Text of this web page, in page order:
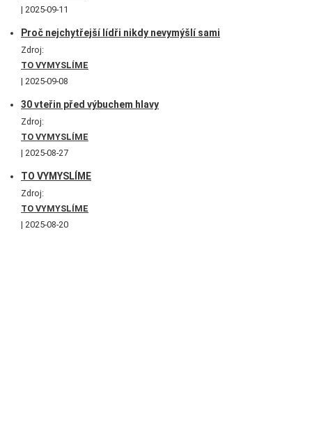
2025-09-11
Proč nejchytřejší lídři nikdy nevymýšlí sami
Zdroj:
TO VYMYSLÍME
2025-09-08
30 vteřin před výbuchem hlavy
Zdroj:
TO VYMYSLÍME
2025-08-27
TO VYMYSLÍME
Zdroj:
TO VYMYSLÍME
2025-08-20